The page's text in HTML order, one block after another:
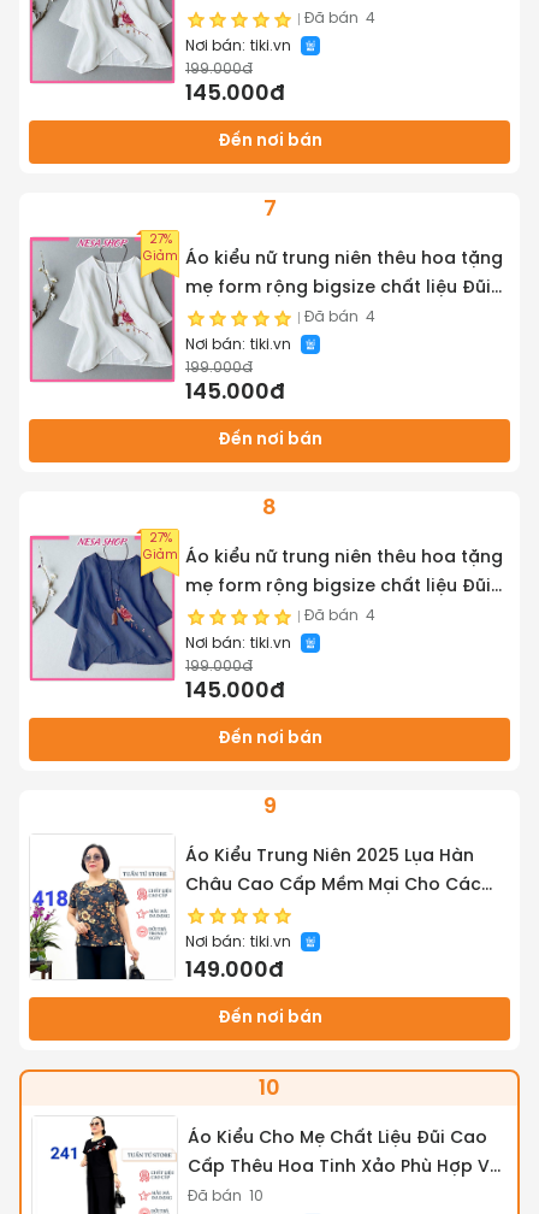
cao cấp mềm nhẹ mát NeSa Shop,
AKH.66
Đã bán 4
Nơi bán: tiki.vn
199.000đ
145.000đ
Đến nơi bán
7
27%
Giảm
Áo kiểu nữ trung niên thêu hoa tặng
mẹ form rộng bigsize chất liệu Đũi
cao cấp mềm nhẹ mát NeSa Shop,
AKH.66
Đã bán 4
Nơi bán: tiki.vn
199.000đ
145.000đ
Đến nơi bán
8
27%
Giảm
Áo kiểu nữ trung niên thêu hoa tặng
mẹ form rộng bigsize chất liệu Đũi
cao cấp mềm nhẹ mát NeSa Shop,
AKH.66
Đã bán 4
Nơi bán: tiki.vn
199.000đ
145.000đ
Đến nơi bán
9
Áo Kiểu Trung Niên 2025 Lụa Hàn
Châu Cao Cấp Mềm Mại Cho Các
Quý Bà - Tuấn Tú Store 68
Nơi bán: tiki.vn
149.000đ
Đến nơi bán
10
Áo Kiểu Cho Mẹ Chất Liệu Đũi Cao
Cấp Thêu Hoa Tinh Xảo Phù Hợp Với
Phụ Nữ Từ 55-70 Tuổi - Tuấn Tú
Đã bán 10